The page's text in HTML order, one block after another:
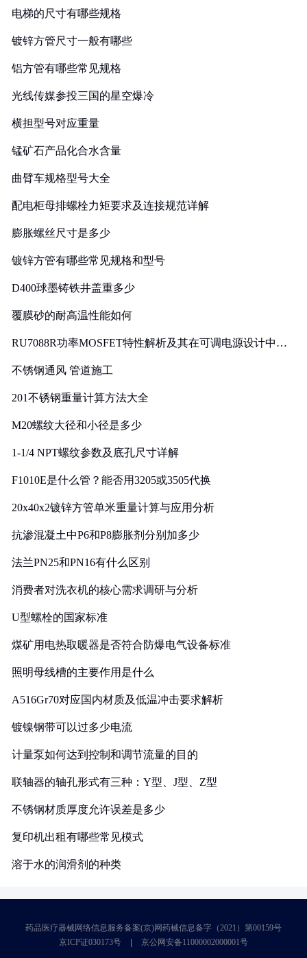
电梯的尺寸有哪些规格
镀锌方管尺寸一般有哪些
铝方管有哪些常见规格
光线传媒参投三国的星空爆冷
横担型号对应重量
锰矿石产品化合水含量
曲臂车规格型号大全
配电柜母排螺栓力矩要求及连接规范详解
膨胀螺丝尺寸是多少
镀锌方管有哪些常见规格和型号
D400球墨铸铁井盖重多少
覆膜砂的耐高温性能如何
RU7088R功率MOSFET特性解析及其在可调电源设计中的
不锈钢通风 管道施工
201不锈钢重量计算方法大全
M20螺纹大径和小径是多少
1-1/4 NPT螺纹参数及底孔尺寸详解
F1010E是什么管？能否用3205或3505代换
20x40x2镀锌方管单米重量计算与应用分析
抗渗混凝土中P6和P8膨胀剂分别加多少
法兰PN25和PN16有什么区别
消费者对洗衣机的核心需求调研与分析
U型螺栓的国家标准
煤矿用电热取暖器是否符合防爆电气设备标准
照明母线槽的主要作用是什么
A516Gr70对应国内材质及低温冲击要求解析
镀镍钢带可以过多少电流
计量泵如何达到控制和调节流量的目的
联轴器的轴孔形式有三种：Y型、J型、Z型
不锈钢材质厚度允许误差是多少
复印机出租有哪些常见模式
溶于水的润滑剂的种类
药品医疗器械网络信息服务备案(京)网药械信息备字（2021）第00159号
京ICP证030173号
京公网安备11000002000001号